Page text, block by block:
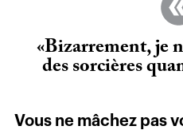
«Bizarrement, je
des sorcières
Vous ne mâchez pas